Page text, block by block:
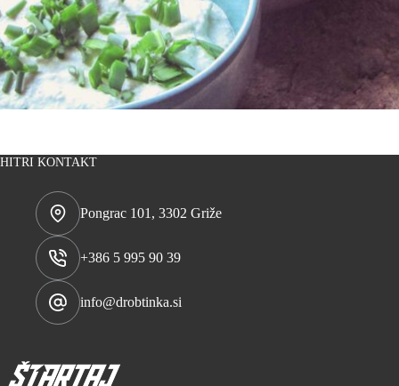
HITRI KONTAKT
Pongrac 101, 3302 Griže
+386 5 995 90 39
info@drobtinka.si